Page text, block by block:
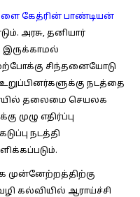
கேத்ரின் பாண்டியன்
அரசு, தனியார்
இருக்காமல்
சிந்தனையோடு
நடத்தை
தலைமை செயலக
முழு எதிர்ப்பு
நடத்தி
முன்னேற்றத்திற்கு
கல்வியில் ஆராய்ச்சி